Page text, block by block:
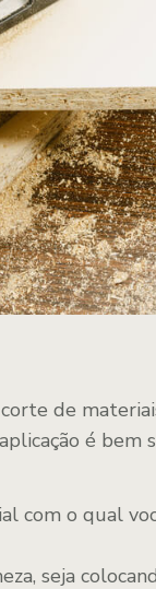
de
é bem
com o qual
seja